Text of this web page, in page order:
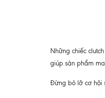
Những chiếc
giúp sản phẩm
Đừng bỏ lỡ cơ hội